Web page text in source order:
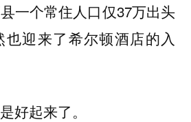
一个常住人口仅37万出头
迎来了希尔顿酒店的入
好起来了。